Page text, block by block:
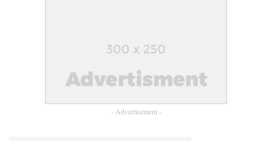
เศรษฐกิจดิจิทัลของภูมิภาคในอนาคต
มร. คริส เฟิง President, Sea, ซึ่งเป็นบริษัทแม่ของแพลตฟอร์ม
ความต้องการของผู้คนและชุมชนที่เราให้บริการมาโดยตลอด
- Advertisement -